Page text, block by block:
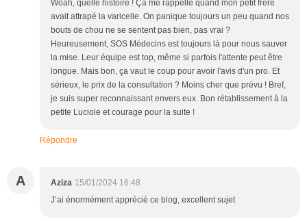
Woah, quelle histoire ! Ça me rappelle quand mon petit frère
avait attrapé la varicelle. On panique toujours un peu quand nos
bouts de chou ne se sentent pas bien, pas vrai ?
Heureusement, SOS Médecins est toujours là pour nous sauver
la mise. Leur équipe est top, même si parfois l'attente peut être
longue. Mais bon, ça vaut le coup pour avoir l'avis d'un pro. Et
sérieux, le prix de la consultation ? Moins cher que prévu ! Bref,
je suis super reconnaissant envers eux. Bon rétablissement à la
petite Luciole et courage pour la suite !
Répondre
A Aziza 15/01/2024 16:48
J’ai énormément apprécié ce blog, excellent sujet